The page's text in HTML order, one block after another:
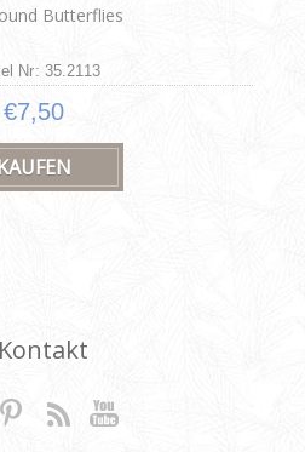
Butterflies
Nr: 35.2113
€7,50
Kontakt